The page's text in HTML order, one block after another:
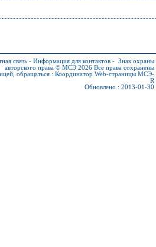
связь - Информация для контактов - Знак охраны
авторского права © МСЭ 2026 Все права сохранены
обращаться : Координатор Web-страницы МСЭ-
R
Обновлено : 2013-01-30